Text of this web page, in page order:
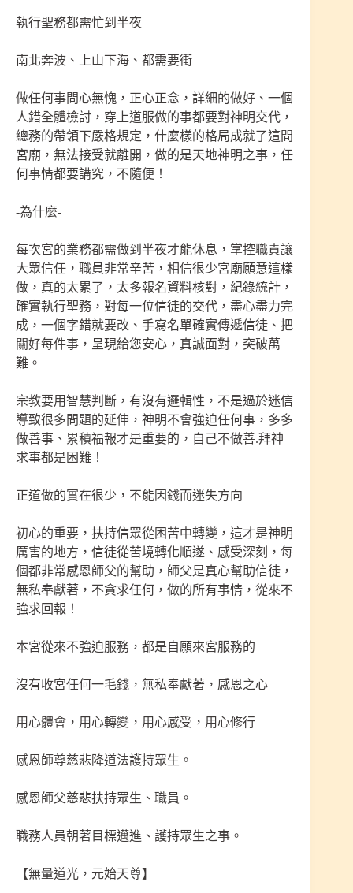
執行聖務都需忙到半夜
南北奔波、上山下海、都需要衝
做任何事問心無愧，正心正念，詳細的做好、一個
人錯全體檢討，穿上道服做的事都要對神明交代，
總務的帶領下嚴格規定，什麼樣的格局成就了這間
宮廟，無法接受就離開，做的是天地神明之事，任
何事情都要講究，不隨便！
-為什麼-
每次宮的業務都需做到半夜才能休息，掌控職責讓
大眾信任，職員非常辛苦，相信很少宮廟願意這樣
做，真的太累了，太多報名資料核對，紀錄統計，
確實執行聖務，對每一位信徒的交代，盡心盡力完
成，一個字錯就要改、手寫名單確實傳遞信徒、把
關好每件事，呈現給您安心，真誠面對，突破萬
難。
宗教要用智慧判斷，有沒有邏輯性，不是過於迷信
導致很多問題的延伸，神明不會強迫任何事，多多
做善事、累積福報才是重要的，自己不做善.拜神
求事都是困難！
正道做的實在很少，不能因錢而迷失方向
初心的重要，扶持信眾從困苦中轉變，這才是神明
厲害的地方，信徒從苦境轉化順遂、感受深刻，每
個都非常感恩師父的幫助，師父是真心幫助信徒，
無私奉獻著，不貪求任何，做的所有事情，從來不
強求回報！
本宮從來不強迫服務，都是自願來宮服務的
沒有收宮任何一毛錢，無私奉獻著，感恩之心
用心體會，用心轉變，用心感受，用心修行
感恩師尊慈悲降道法護持眾生。
感恩師父慈悲扶持眾生、職員。
職務人員朝著目標邁進、護持眾生之事。
【無量道光，元始天尊】